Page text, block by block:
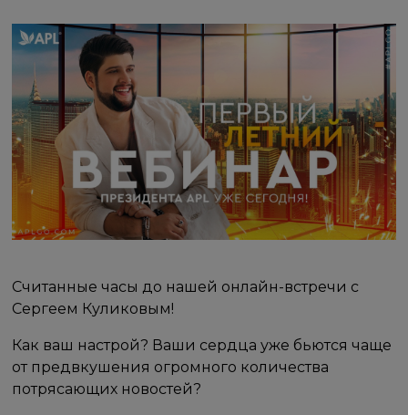
Считанные часы до нашей онлайн-встречи с
Сергеем Куликовым!
Как ваш настрой? Ваши сердца уже бьются чаще
от предвкушения огромного количества
потрясающих новостей?